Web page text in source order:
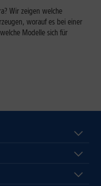
Wir zeigen welche
worauf es bei einer
Modelle sich für